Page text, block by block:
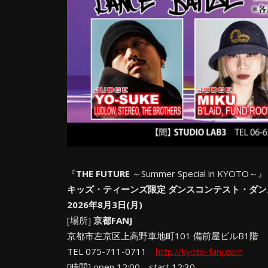
『THE FUTURE ～Summer Special in KYOTO～』
キッズ・ティーンズ限定 ダンスコンテスト・ダ
2026年8月3日(月)
[場所] 京都FANJ
京都市左京区上高野車地町101 備前屋ビルB1階
TEL 075-711-0711 http://kyoto-fanj.com